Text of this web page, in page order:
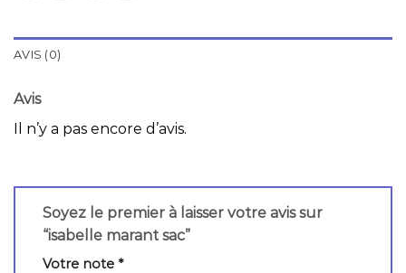
AVIS (0)
Avis
Il n’y a pas encore d’avis.
Soyez le premier à laisser votre avis sur
“isabelle marant sac”
Votre note *